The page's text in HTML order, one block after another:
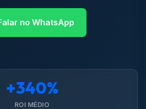
no WhatsApp
+340%
ROI MÉDIO